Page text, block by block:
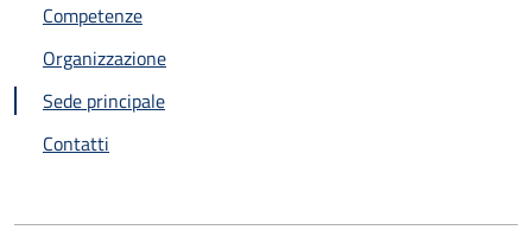
Competenze
Organizzazione
Sede principale
Contatti